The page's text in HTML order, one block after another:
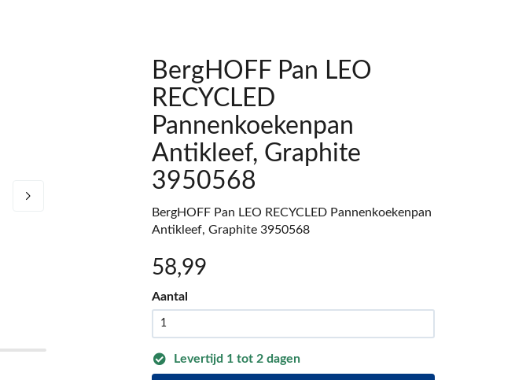
BergHOFF Pan LEO
RECYCLED
Pannenkoekenpan
Antikleef, Graphite
3950568
BergHOFF Pan LEO RECYCLED Pannenkoekenpan
Antikleef, Graphite 3950568
58,99
Aantal
Levertijd 1 tot 2 dagen